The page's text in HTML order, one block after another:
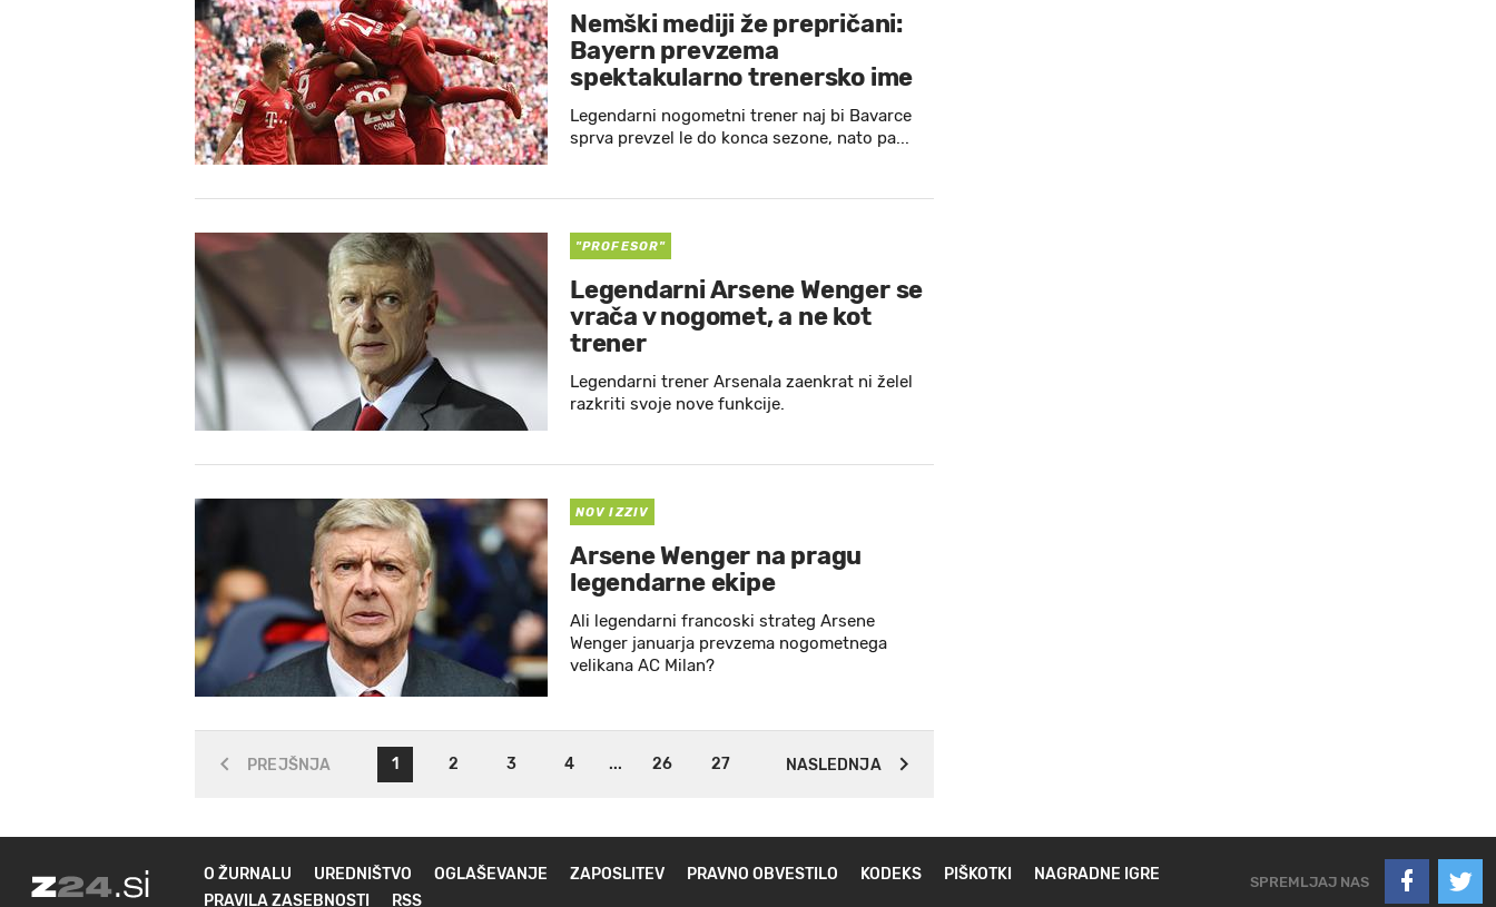
Nemški mediji že prepričani:
Bayern prevzema
spektakularno trenersko ime
Legendarni nogometni trener naj bi Bavarce
sprva prevzel le do konca sezone, nato pa...
"PROFESOR"
Legendarni Arsene Wenger se
vrača v nogomet, a ne kot
trener
Legendarni trener Arsenala zaenkrat ni želel
razkriti svoje nove funkcije.
NOV IZZIV
Arsene Wenger na pragu
legendarne ekipe
Ali legendarni francoski strateg Arsene
Wenger januarja prevzema nogometnega
velikana AC Milan?
PREJŠNJA 1 2 3 4 ... 26 27 NASLEDNJA
O ŽURNALU UREDNIŠTVO OGLAŠEVANJE ZAPOSLITEV PRAVNO OBVESTILO KODEKS PIŠKOTKI
NAGRADNE IGRE
PRAVILA ZASEBNOSTI
RSS
SPREMLJAJ NAS